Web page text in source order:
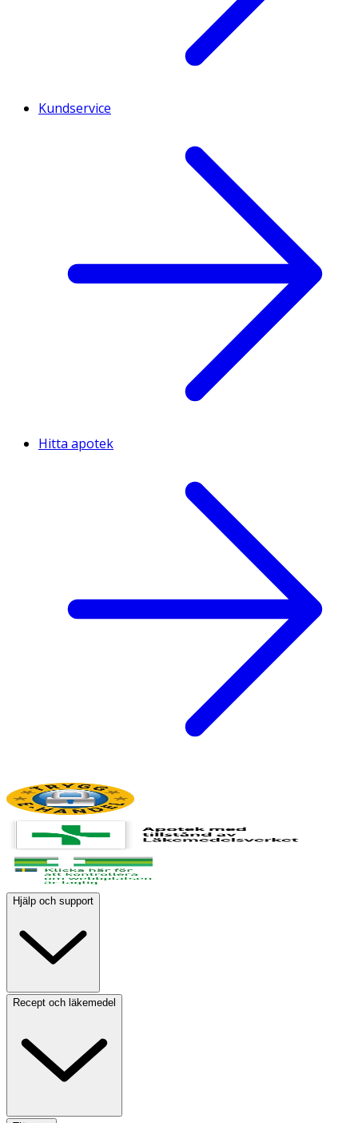
Kundservice
Hitta apotek
Hjälp och support
Recept och läkemedel